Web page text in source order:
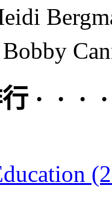
· · ·